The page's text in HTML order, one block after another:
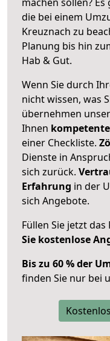
die bei einem
Kreuznach zu
Planung bis hin
Hab & Gut.
Wenn Sie durch
nicht wissen, was
übernehmen
Ihnen
einer Checkliste.
Dienste in
sich zurück.
Erfahrung in der
sich Angebote.
Füllen Sie jetzt
Sie kostenlose
Bis zu 60 % der
finden Sie nur bei